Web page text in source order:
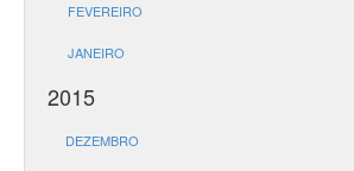
FEVEREIRO
JANEIRO
2015
DEZEMBRO